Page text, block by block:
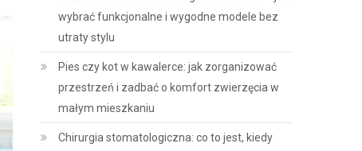
wybrać funkcjonalne i wygodne modele bez
utraty stylu
Pies czy kot w kawalerce: jak zorganizować
przestrzeń i zadbać o komfort zwierzęcia w
małym mieszkaniu
Chirurgia stomatologiczna: co to jest, kiedy